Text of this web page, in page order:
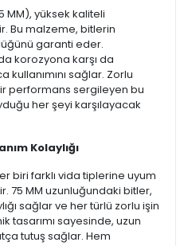
MM), yüksek kaliteli
Bu malzeme, bitlerin
garanti eder.
korozyona karşı da
kullanımını sağlar. Zorlu
performans sergileyen bu
her şeyi karşılayacak
Kolaylığı
biri farklı vida tiplerine uyum
75 MM uzunluğundaki bitler,
sağlar ve her türlü zorlu işin
tasarımı sayesinde, uzun
tutuş sağlar. Hem